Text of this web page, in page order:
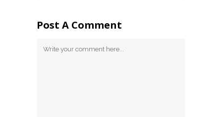
Post A Comment